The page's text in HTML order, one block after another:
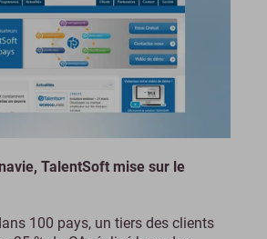
TalentSoft mise sur le
100 pays, un tiers des clients